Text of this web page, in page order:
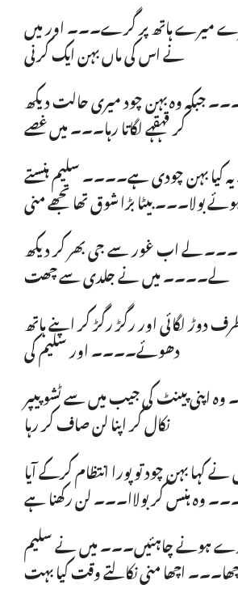
میرے ہاتھ پر گرے۔۔۔ اور میں
نے اس کی ماں بہن ایک کرنی
جبکہ وہ بہن چود میری حالت دیکھ
کر قہقہے لگاتا رہا۔۔۔ میں غصے
کیا بہن چودی ہے۔۔۔۔ سلیم ہنستے
بولا۔۔۔ بیٹا بڑا شوق تھا تجھے منی
کا ۔۔۔ لے اب غور سے جی بھر کر دیکھ
لے۔۔۔۔ میں نے جلدی سے چھت
طرف دوڑ لگائی اور رگڑ رگڑ کر اپنے ہاتھ
دھوئے۔۔۔۔ اور سلیم کی
اپنی پینٹ کی جیب میں سے ٹشو پیپر
نکال کر اپنا لن صاف کر رہا
کہا بہن چود تو پورا انتظام کرکے آیا
وہ ہنس کر بولاا۔۔۔ لن رکھنا ہے
ہونے چاہئیں۔۔۔ میں نے سلیم
اچھا منی نکالتے وقت کیا بہت